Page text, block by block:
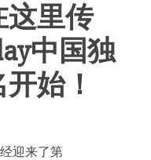
这里传
中国独
始！
迎来了第